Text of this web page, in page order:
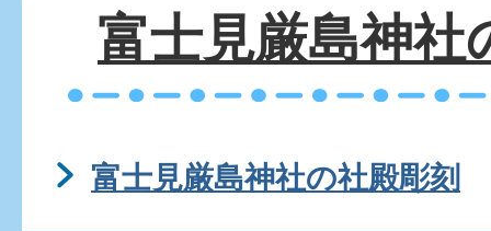
富士見厳島神社
富士見厳島神社の社殿彫刻